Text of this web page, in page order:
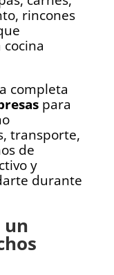
rincones
completa
para
transporte,
de
y
durante
un